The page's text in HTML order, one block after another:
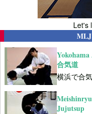
Let's
合気道
横浜で合
Jujutsup